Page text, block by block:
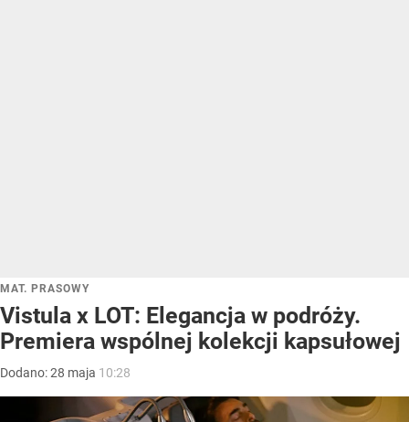
MAT. PRASOWY
Vistula x LOT: Elegancja w podróży.
Premiera wspólnej kolekcji kapsułowej
Dodano:28 maja 10:28